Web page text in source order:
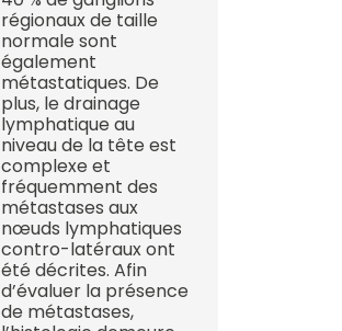
régionaux de taille
normale sont
également
métastatiques. De
plus, le drainage
lymphatique au
niveau de la tête est
complexe et
fréquemment des
métastases aux
nœuds lymphatiques
contro-latéraux ont
été décrites. Afin
d’évaluer la présence
de métastases,